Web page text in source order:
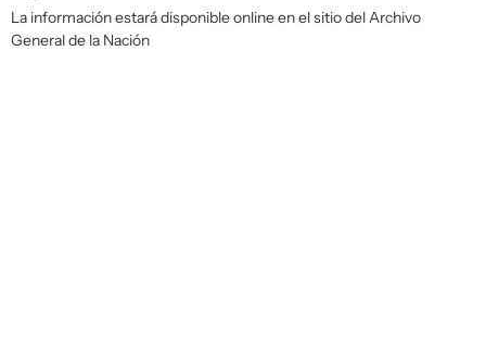
La información estará disponible online en el sitio del Archivo
General de la Nación